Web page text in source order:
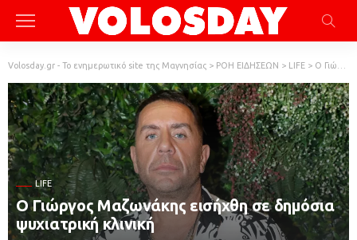
Volosday.gr - Το ενημερωτικό site της Μαγνησίας > ΡΟΗ ΕΙΔΗΣΕΩΝ > LIFE > Ο Γιώργος Μαζωνάκης εισήχθη σε δημόσια ψυχιατρική κλινική
LIFE
Ο Γιώργος Μαζωνάκης εισήχθη σε δημόσια
ψυχιατρική κλινική